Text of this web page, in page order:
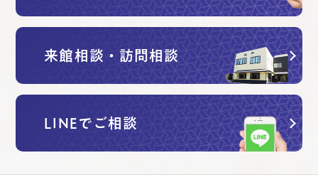
来館相談・訪問相談
LINEでご相談